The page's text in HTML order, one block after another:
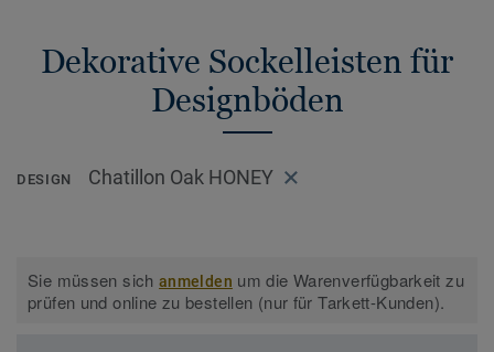
Dekorative Sockelleisten für
Designböden
DESIGN Chatillon Oak HONEY
Sie müssen sichanmelden um die Warenverfügbarkeit zu
prüfen und online zu bestellen (nur für Tarkett-Kunden).